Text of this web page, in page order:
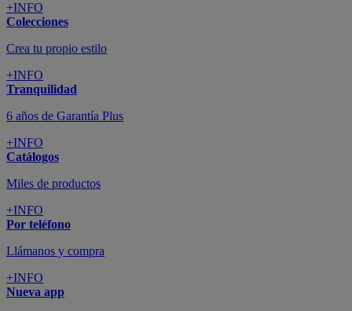
+INFO
Colecciones
Crea tu propio estilo
+INFO
Tranquilidad
6 años de Garantía Plus
+INFO
Catálogos
Miles de productos
+INFO
Por teléfono
Llámanos y compra
+INFO
Nueva app